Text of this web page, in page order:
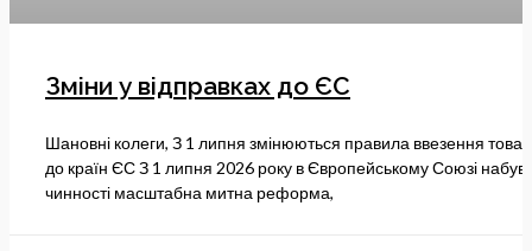
Зміни у відправках до ЄС
Шановні колеги, З 1 липня змінюються правила ввезення
до країн ЄС З 1 липня 2026 року в Європейському Союзі
чинності масштабна митна реформа,